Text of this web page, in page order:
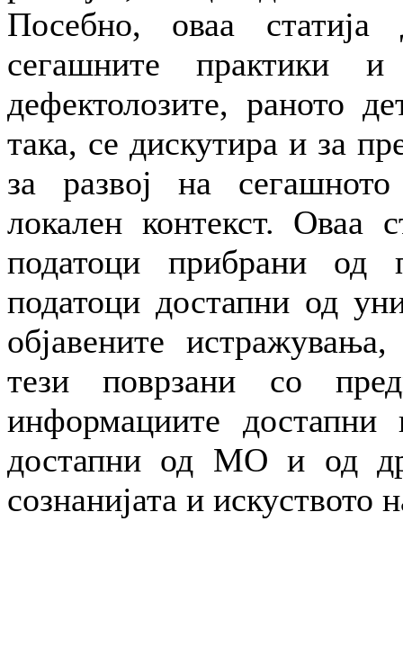
Посебно, оваа статија
сегашните практики
дефектолозите, раното
така, се дискутира и за
за развој на
локален контекст. Оваа
податоци прибрани од
податоци достапни од
објавените
тези поврзани со
информациите достапни
достапни од МО и од
сознанијата и искуството